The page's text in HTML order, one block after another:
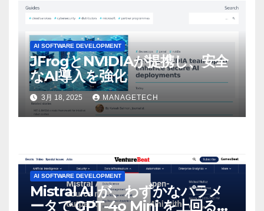
AI SOFTWARE DEVELOPMENT
JFrogとNVIDIAが提携し、安全
なAI導入を強化
3月 18, 2025 MANAGETECH
AI SOFTWARE DEVELOPMENT
Mistral AI が、わずかなパラメ
ータで GPT-4o Mini を上回る新